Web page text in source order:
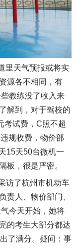
里天气预报或将实
源各不相同，有
些教练没了收入来
解到，对于驾校的
考试费，C照不超
规收费，物价部
15天50台微机一
板，很是严密。
访了杭州市机动车
责人、物价部门、
今天开始，她将
的考生大部分都达
了满分。疑问：事